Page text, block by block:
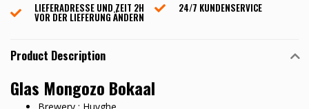
LIEFERADRESSE UND ZEIT 2H
VOR DER LIEFERUNG ÄNDERN
24/7 KUNDENSERVICE
Product Description
Glas Mongozo Bokaal